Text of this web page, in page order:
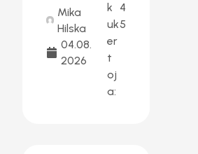
Mika
Hilska
04.08.
2026
k
uk
er
t
oj
a:
4
5